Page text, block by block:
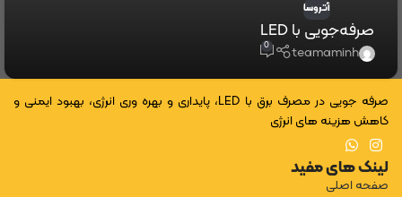
آتروسا
صرفه‌جویی با LED
teamaminh
0
صرفه جویی در مصرف برق با LED، پایداری و بهره وری انرژی، بهبود ایمنی و
کاهش هزینه های انرژی
لینک های مفید
صفحه اصلی